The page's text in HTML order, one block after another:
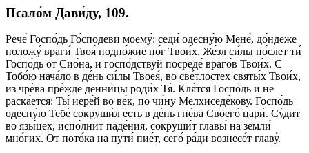
Псало́м Дави́ду, 109.
Рече́ Госпо́дь Го́сподеви моему́: седи́ одесну́ю Мене́, до́ндеже
положу́ враги́ Твоя́ подно́жие но́г Твои́х. Же́зл си́лы по́слет ти́
Госпо́дь от Сио́на, и госпо́дствуй посреде́ враго́в Твои́х. С
Тобо́ю нача́ло в де́нь си́лы Твоея́, во све́тлостех святы́х Твои́х,
из чре́ва пре́жде денни́цы роди́х Тя́. Кля́тся Госпо́дь и не
раска́ется: Ты́ иере́й во ве́к, по чи́ну Мелхиседе́кову. Госпо́дь
одесну́ю Тебе́ сокруши́л е́сть в де́нь гне́ва Своего́ цари́. Су́дит
во язы́цех, испо́лнит паде́ния, сокруши́т главы́ на земли́
мно́гих. От пото́ка на пути́ пие́т, сего́ ра́ди вознесе́т главу́.